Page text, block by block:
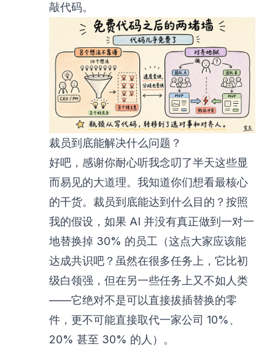
敲代码。
裁员到底能解决什么问题？
好吧，感谢你耐心听我念叨了半天这些显
而易见的大道理。我知道你们想看最核心
的干货。裁员到底能达到什么目的？按照
我的假设，如果 AI 并没有真正做到一对一
地替换掉 30% 的员工（这点大家应该能
达成共识吧？虽然在很多任务上，它比初
级白领强，但在另一些任务上又不如人类
——它绝对不是可以直接拔插替换的零
件，更不可能直接取代一家公司 10%、
20% 甚至 30% 的人）。